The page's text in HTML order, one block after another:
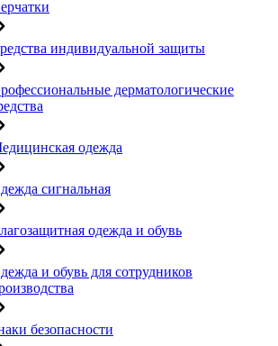
индивидуальной защиты
дерматологические
одежда
сигнальная
одежда и обувь
и обувь для сотрудников
безопасности